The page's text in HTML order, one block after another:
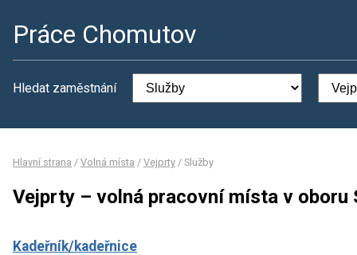
Práce Chomutov
Hledat zaměstnání
Hlavní strana / Volná místa / Vejprty / Služby
Vejprty – volná pracovní místa v oboru
Kadeřník/kadeřnice